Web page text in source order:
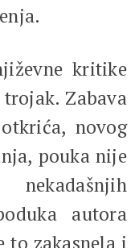
kritike
Zabava
novog
pouka nije
autora
to zakasnela i